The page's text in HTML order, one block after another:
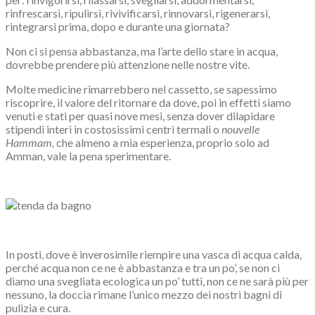
rinfrescarsi, ripulirsi, rivivificarsi, rinnovarsi, rigenerarsi,
rintegrarsi prima, dopo e durante una giornata?
Non ci si pensa abbastanza, ma l’arte dello stare in acqua,
dovrebbe prendere più attenzione nelle nostre vite.
Molte medicine rimarrebbero nel cassetto, se sapessimo
riscoprire, il valore del ritornare da dove, poi in effetti siamo
venuti e stati per quasi nove mesi, senza dover dilapidare
stipendi interi in costosissimi centri termali o nouvelle
Hammam, che almeno a mia esperienza, proprio solo ad
Amman, vale la pena sperimentare.
In posti, dove è inverosimile riempire una vasca di acqua calda,
perché acqua non ce ne è abbastanza e tra un po’, se non ci
diamo una svegliata ecologica un po’ tutti, non ce ne sarà più per
nessuno, la doccia rimane l’unico mezzo dei nostri bagni di
pulizia e cura.